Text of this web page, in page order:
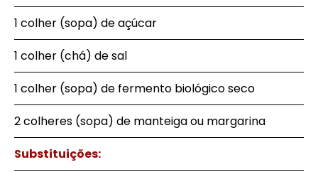
1 colher (sopa) de açúcar
1 colher (chá) de sal
1 colher (sopa) de fermento biológico seco
2 colheres (sopa) de manteiga ou margarina
Substituições: